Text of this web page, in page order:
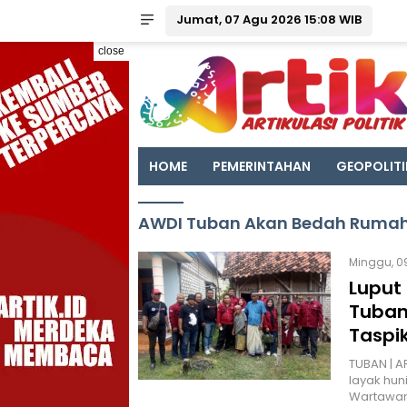
Jumat, 07 Agu 2026 15:08 WIB
close
HOME PEMERINTAHAN
AWDI Tuban Akan Bedah
Minggu,
Luput
TUBAN |
layak